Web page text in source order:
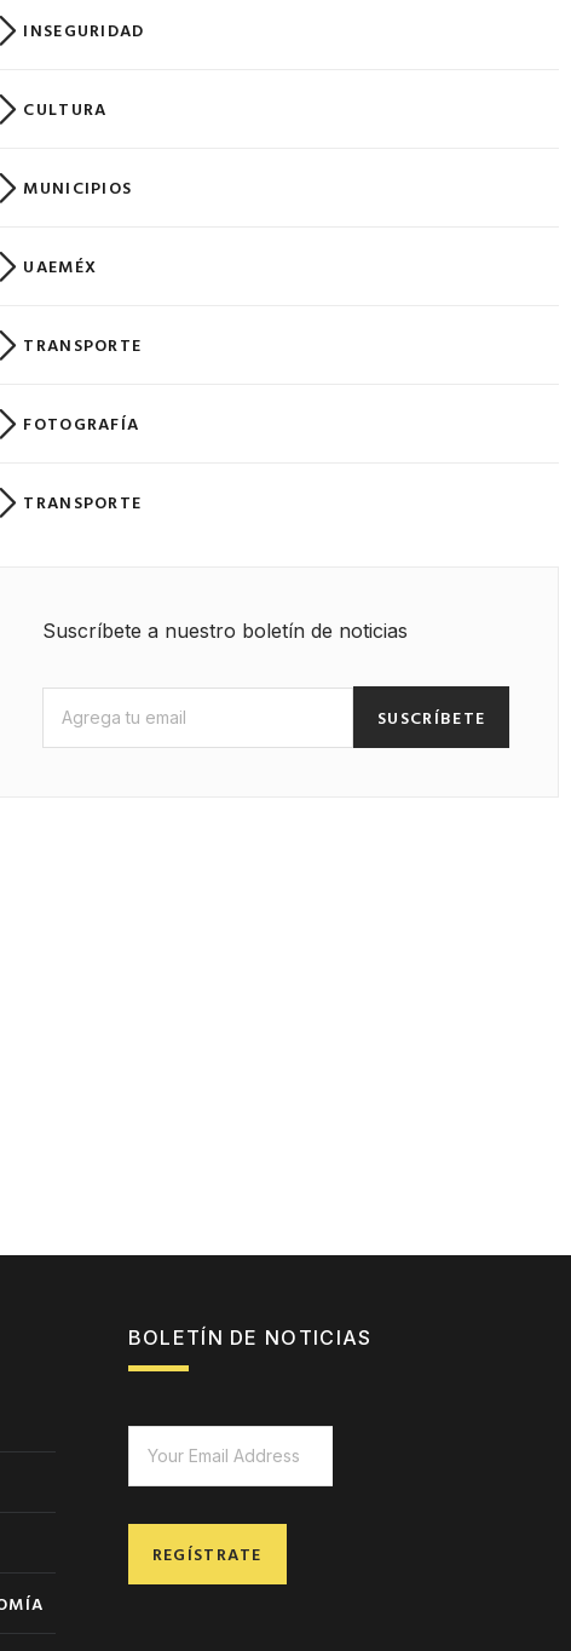
INSEGURIDAD
CULTURA
MUNICIPIOS
UAEMÉX
TRANSPORTE
FOTOGRAFÍA
TRANSPORTE
Suscríbete a nuestro boletín de noticias
SUSCRÍBETE
BOLETÍN DE NOTICIAS
REGÍSTRATE